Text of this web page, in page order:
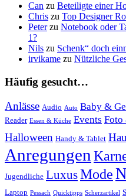
Can zu Beteiligte einer
Chris zu Top Designer
Peterzu Notebook oder
1?
Nils zu Schenk“ doch
irvikame zu Nützliche
Häufig gesucht…
Anlässe Audio Auto Baby &
Reader Essen & Küche Events Foto
Halloween Handy & Tablet
Anregungen
Jugendliche LuxusMode
Laptop Pessach Quicktipps Scherzartikel